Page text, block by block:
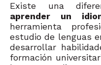
Existe una
aprender un
herramienta
estudio de lenguas
desarrollar
formación